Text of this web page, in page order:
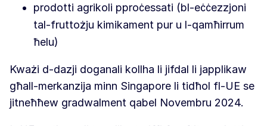
prodotti agrikoli pproċessati (bl-eċċezzjoni
tal-fruttożju kimikament pur u l-qamħirrum
ħelu)
Kważi d-dazji doganali kollha li jifdal li japplikaw
għall-merkanzija minn Singapore li tidħol fl-UE se
jitneħħew gradwalment qabel Novembru 2024.